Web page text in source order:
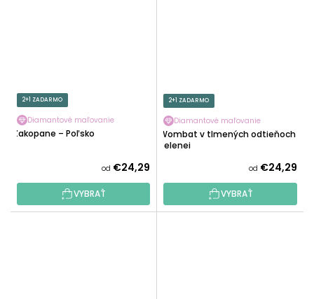
2+1 ZADARMO
Diamantové maľovanie
Zakopane – Poľsko
od €24,29
VYBRAŤ
2+1 ZADARMO
Diamantové maľovanie
Wombat v tlmených odtieňoch
zelenej
od €24,29
VYBRAŤ